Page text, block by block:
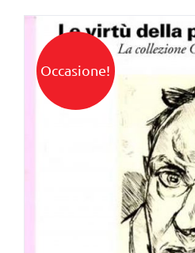
€34,00.
è:
€10,00.
Occasione!